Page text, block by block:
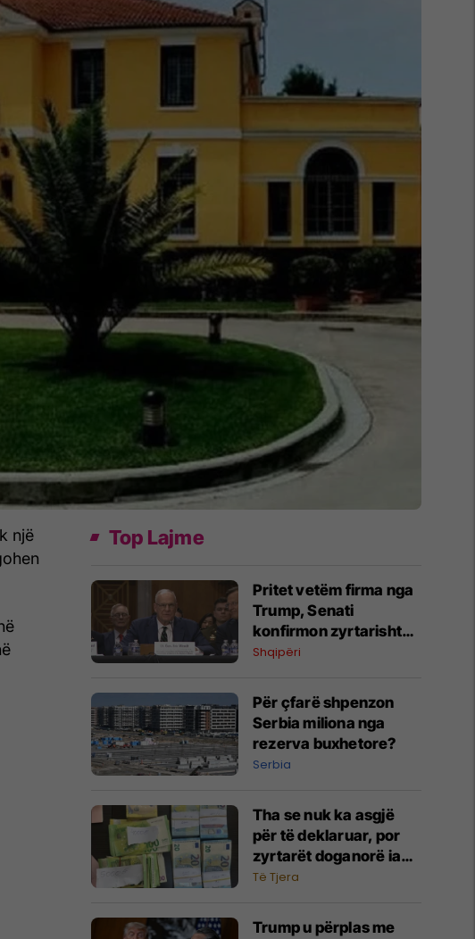
një
Top Lajme
Pritet vetëm firma nga
Trump, Senati
konfirmon zyrtarisht
Eric Wendt ambasador
Shqipëri
Për çfarë shpenzon
Serbia miliona nga
rezerva buxhetore?
Serbia
Tha se nuk ka asgjë
për të deklaruar, por
zyrtarët doganorë ia
gjejnë 30 mijë euro
Të Tjera
Trump u përplas me